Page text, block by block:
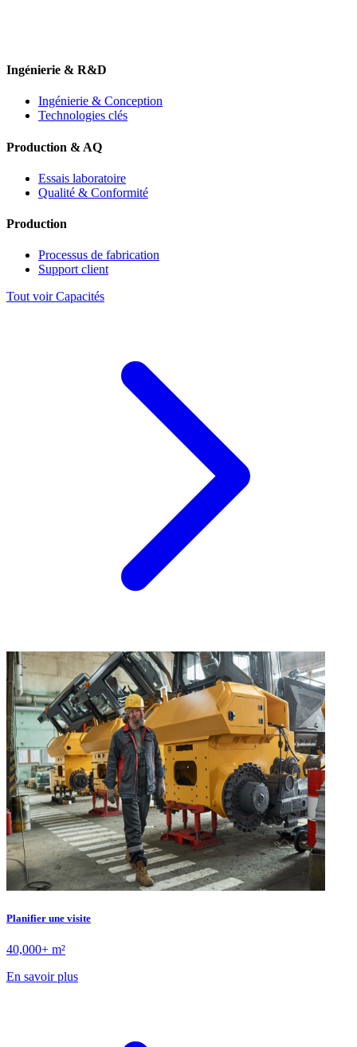
Ingénierie & R&D
Ingénierie & Conception
Technologies clés
Production & AQ
Essais laboratoire
Qualité & Conformité
Production
Processus de fabrication
Support client
Tout voir Capacités
Planifier une visite
40,000+ m²
En savoir plus